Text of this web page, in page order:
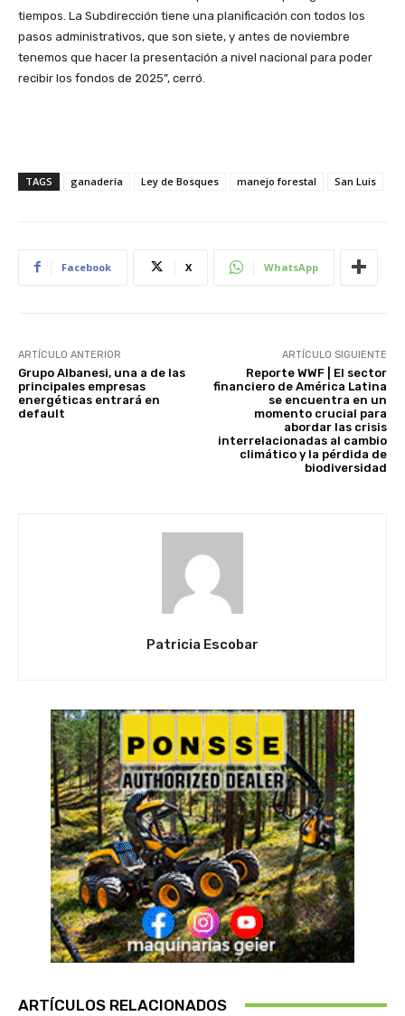
tiempos. La Subdirección tiene una planificación con todos los
pasos administrativos, que son siete, y antes de noviembre
tenemos que hacer la presentación a nivel nacional para poder
recibir los fondos de 2025”, cerró.
TAGS ganadería Ley de Bosques manejo forestal San Luis
Facebook X WhatsApp
ARTÍCULO ANTERIOR
Grupo Albanesi, una a de las
principales empresas
energéticas entrará en
default
ARTÍCULO SIGUIENTE
Reporte WWF | El sector
financiero de América Latina
se encuentra en un
momento crucial para
abordar las crisis
interrelacionadas al cambio
climático y la pérdida de
biodiversidad
Patricia Escobar
ARTÍCULOS RELACIONADOS